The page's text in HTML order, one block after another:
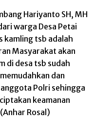
Hariyanto SH, MH
warga Desa Petai
kamling tsb adalah
Masyarakat akan
di desa tsb sudah
dan
Polri sehingga
keamanan
Rosal)